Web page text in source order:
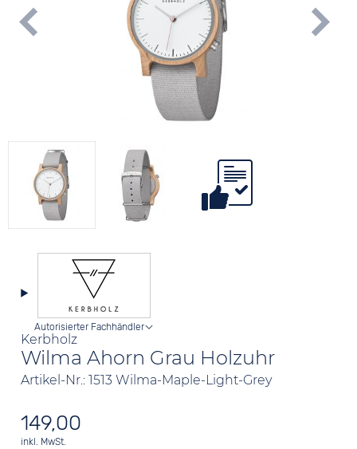
Kerbholz
Wilma Ahorn Grau Holzuhr
Artikel-Nr.: 1513 Wilma-Maple-Light-Grey
Autorisierter Fachhändler
149,00
inkl. MwSt.